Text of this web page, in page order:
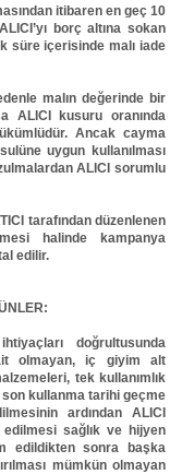
itibaren en geç 10
borç altına sokan
süre içerisinde malı iade
malın değerinde bir
ALICI kusuru oranında
Ancak cayma
uygun kullanılması
ALICI sorumlu
tarafından düzenlenen
halinde kampanya
edilir.
doğrultusunda
olmayan, iç giyim alt
tek kullanımlık
kullanma tarihi geçme
ardından ALICI
edilmesi sağlık ve hijyen
edildikten sonra başka
mümkün olmayan